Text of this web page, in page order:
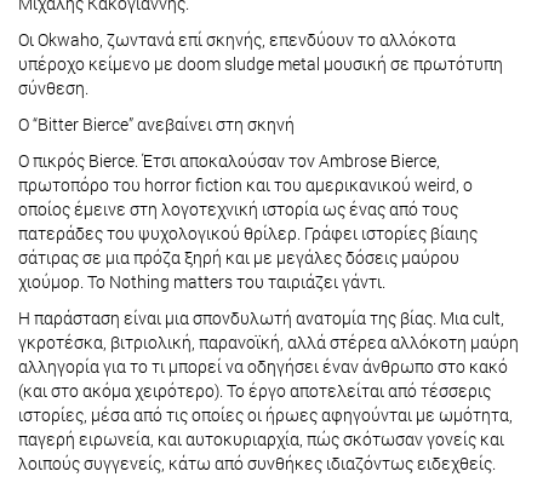
Οι Okwaho, ζωντανά επί σκηνής, επενδύουν το αλλόκοτα
υπέροχο κείμενο με doom sludge metal μουσική σε πρωτότυπη
σύνθεση.
Ο “Bitter Bierce” ανεβαίνει στη σκηνή
O πικρός Bierce. Έτσι αποκαλούσαν τον Ambrose Bierce,
πρωτοπόρο του horror fiction και του αμερικανικού weird, ο
οποίος έμεινε στη λογοτεχνική ιστορία ως ένας από τους
πατεράδες του ψυχολογικού θρίλερ. Γράφει ιστορίες βίαιης
σάτιρας σε μια πρόζα ξηρή και με μεγάλες δόσεις μαύρου
χιούμορ. Το Nothing matters του ταιριάζει γάντι.
Η παράσταση είναι μια σπονδυλωτή ανατομία της βίας. Μια cult,
γκροτέσκα, βιτριολική, παρανοϊκή, αλλά στέρεα αλλόκοτη μαύρη
αλληγορία για το τι μπορεί να οδηγήσει έναν άνθρωπο στο κακό
(και στο ακόμα χειρότερο). Το έργο αποτελείται από τέσσερις
ιστορίες, μέσα από τις οποίες οι ήρωες αφηγούνται με ωμότητα,
παγερή ειρωνεία, και αυτοκυριαρχία, πώς σκότωσαν γονείς και
λοιπούς συγγενείς, κάτω από συνθήκες ιδιαζόντως ειδεχθείς.